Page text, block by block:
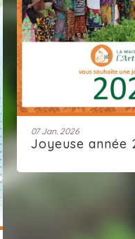
07 Jan. 2026
Joyeuse année